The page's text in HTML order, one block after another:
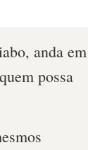
anda em
possa